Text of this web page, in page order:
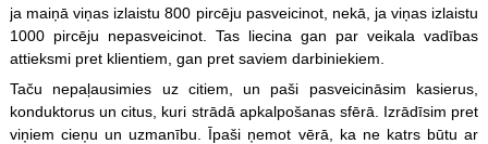
ja maiņā viņas izlaistu 800 pircēju pasveicinot, nekā, ja viņas izlaistu
1000 pircēju nepasveicinot. Tas liecina gan par veikala vadības
attieksmi pret klientiem, gan pret saviem darbiniekiem.
Taču nepaļausimies uz citiem, un paši pasveicināsim kasierus,
konduktorus un citus, kuri strādā apkalpošanas sfērā. Izrādīsim pret
viņiem cieņu un uzmanību. Īpaši ņemot vērā, ka ne katrs būtu ar